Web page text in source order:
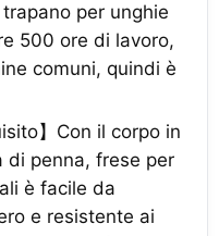
per unghie
500 ore di lavoro,
comuni, quindi è
】Con il corpo in
di penna, frese per
è facile da
e resistente ai